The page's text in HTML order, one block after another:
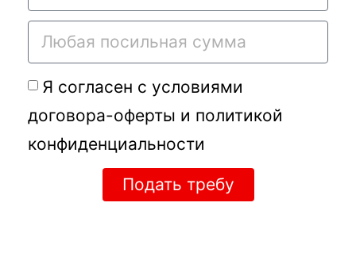
Я согласен с условиями
договора-оферты и политикой
конфиденциальности
Подать требу